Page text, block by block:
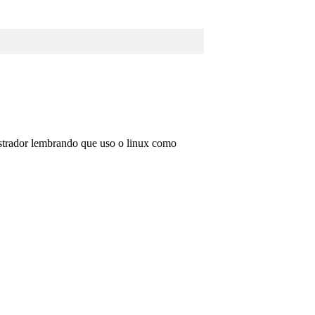
lembrando que uso o linux como